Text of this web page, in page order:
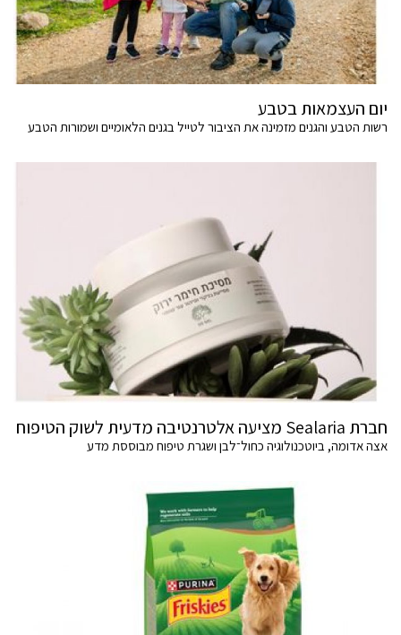
יום העצמאות בטבע
רשות הטבע והגנים מזמינה את הציבור לטייל בגנים הלאומיים ושמורות הטבע
חברת Sealaria מציעה אלטרנטיבה מדעית לשוק הטיפוח
אצה אדומה, ביוטכנולוגיה כחול־לבן ושגרת טיפוח מבוססת מדע